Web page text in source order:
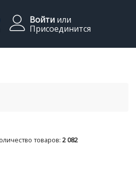
Войти или
Присоединится
товаров: 2 082